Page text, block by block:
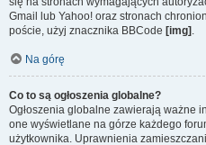
Gmail lub Yahoo! oraz stronach
poście, użyj znacznika BBCode [img] .
Na górę
Co to są ogłoszenia globalne?
Ogłoszenia globalne zawierają ważne
one wyświetlane na górze każdego
użytkownika. Uprawnienia